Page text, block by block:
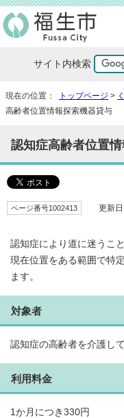
サイト内検索
現在の位置： トップページ >
高齢者位置情報探索機器貸与
認知症高齢者位置
ページ番号1002413 更新日
認知症により道に迷うこ
現在位置をある範囲で特
ます。
対象者
認知症の高齢者を介護し
利用料金
1か月につき330円